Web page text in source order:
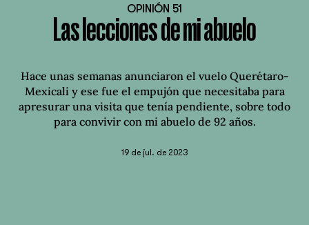
OPINIÓN 51
Las lecciones de mi abuelo
Hace unas semanas anunciaron el vuelo Querétaro-
Mexicali y ese fue el empujón que necesitaba para
apresurar una visita que tenía pendiente, sobre todo
para convivir con mi abuelo de 92 años.
19 de jul. de 2023